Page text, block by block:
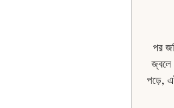
পর
জ্বলে
পড়ে,